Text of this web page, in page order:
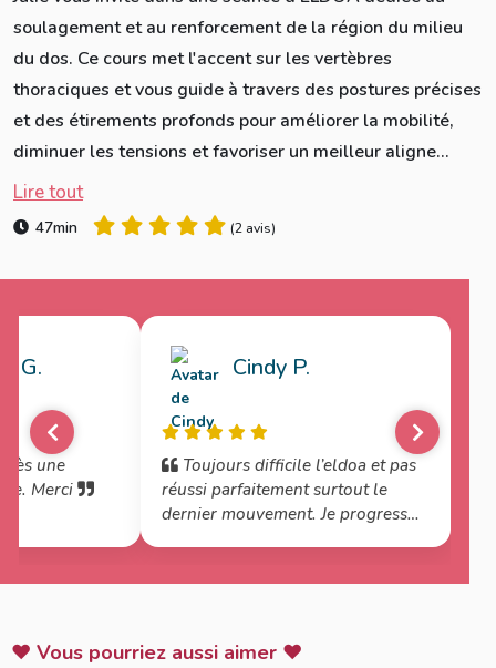
soulagement et au renforcement de la région du milieu
du dos. Ce cours met l'accent sur les vertèbres
thoraciques et vous guide à travers des postures précises
et des étirements profonds pour améliorer la mobilité,
diminuer les tensions et favoriser un meilleur aligne...
Lire tout
47min (2 avis)
G.
une
Merci
Cindy P.
Toujours difficile l’eldoa et pas
réussi parfaitement surtout le
dernier mouvement. Je progresse
♥ Vous pourriez aussi aimer ♥